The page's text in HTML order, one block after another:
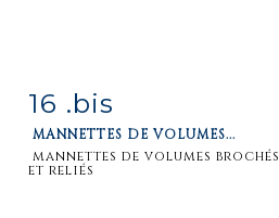
Item detail
16 .bis
MANNETTES DE VOLUMES...
mannettes de volumes brochés
et reliés